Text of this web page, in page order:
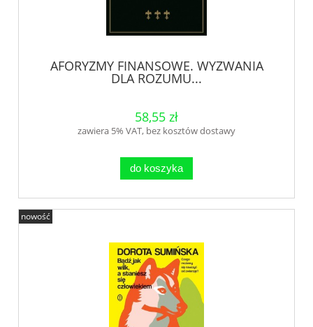
AFORYZMY FINANSOWE. WYZWANIA
DLA ROZUMU...
58,55 zł
zawiera 5% VAT, bez kosztów dostawy
do koszyka
nowość